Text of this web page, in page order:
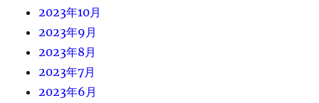
2023年10月
2023年9月
2023年8月
2023年7月
2023年6月